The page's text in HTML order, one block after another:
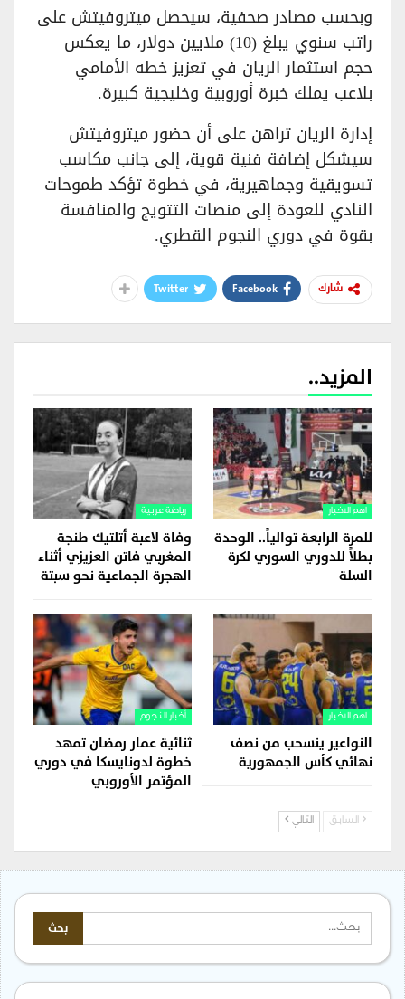
وبحسب مصادر صحفية، سيحصل ميتروفيتش على
راتب سنوي يبلغ (10) ملايين دولار، ما يعكس
حجم استثمار الريان في تعزيز خطه الأمامي
بلاعب يملك خبرة أوروبية وخليجية كبيرة.
إدارة الريان تراهن على أن حضور ميتروفيتش
سيشكل إضافة فنية قوية، إلى جانب مكاسب
تسويقية وجماهيرية، في خطوة تؤكد طموحات
النادي للعودة إلى منصات التتويج والمنافسة
بقوة في دوري النجوم القطري.
شارك Facebook
Twitter
المزيد..
اهم الاخبار
للمرة الرابعة توالياً.. الوحدة
بطلاً للدوري السوري لكرة
السلة
رياضة عربية
وفاة لاعبة أتلتيك طنجة
المغربي فاتن العزيزي أثناء
الهجرة الجماعية نحو سبتة
اهم الاخبار
النواعير ينسحب من نصف
نهائي كأس الجمهورية
أخبار النجوم
ثنائية عمار رمضان تمهد
خطوة لدونايسكا في دوري
المؤتمر الأوروبي
السابق التالي